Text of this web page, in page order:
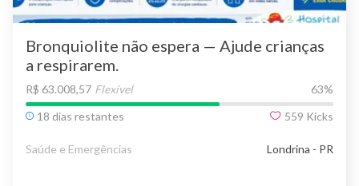
Bronquiolite não espera — Ajude crianças
a respirarem.
R$ 63.008,57 Flexível 63%
18 dias restantes
559 Kicks
Saúde e Emergências Londrina - PR